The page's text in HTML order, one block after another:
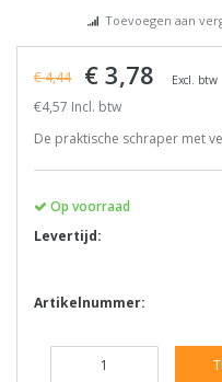
Toevoegen aan
€ 4,44 € 3,78 Excl. btw
€4,57 Incl. btw
De praktische schraper met
Op voorraad
Levertijd:
Artikelnummer: